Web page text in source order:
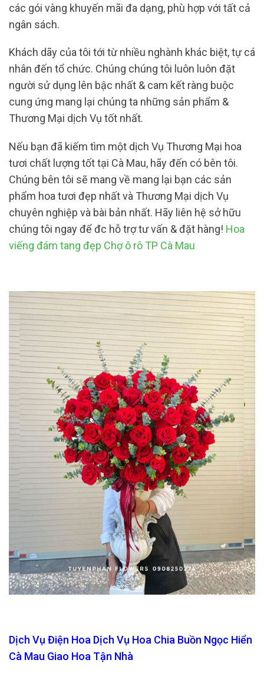
các gói vàng khuyến mãi đa dạng, phù hợp với tất cả
ngân sách.
Khách dãy của tôi tới từ nhiều nghành khác biệt, tự cá
nhân đến tổ chức. Chúng chúng tôi luôn luôn đặt
người sử dụng lên bậc nhất & cam kết ràng buộc
cung ứng mang lại chúng ta những sản phẩm &
Thương Mại dịch Vụ tốt nhất.
Nếu bạn đã kiếm tìm một dịch Vụ Thương Mại hoa
tươi chất lượng tốt tại Cà Mau, hãy đến có bên tôi.
Chúng bên tôi sẽ mang về mang lại bạn các sản
phẩm hoa tươi đẹp nhất và Thương Mại dịch Vụ
chuyên nghiệp và bài bản nhất. Hãy liên hệ sở hữu
chúng tôi ngay để đc hỗ trợ tư vấn & đặt hàng! Hoa
viếng đám tang đẹp Chợ ô rô TP Cà Mau
Dịch Vụ Điện Hoa Dịch Vụ Hoa Chia Buồn Ngọc Hiển
Cà Mau Giao Hoa Tận Nhà